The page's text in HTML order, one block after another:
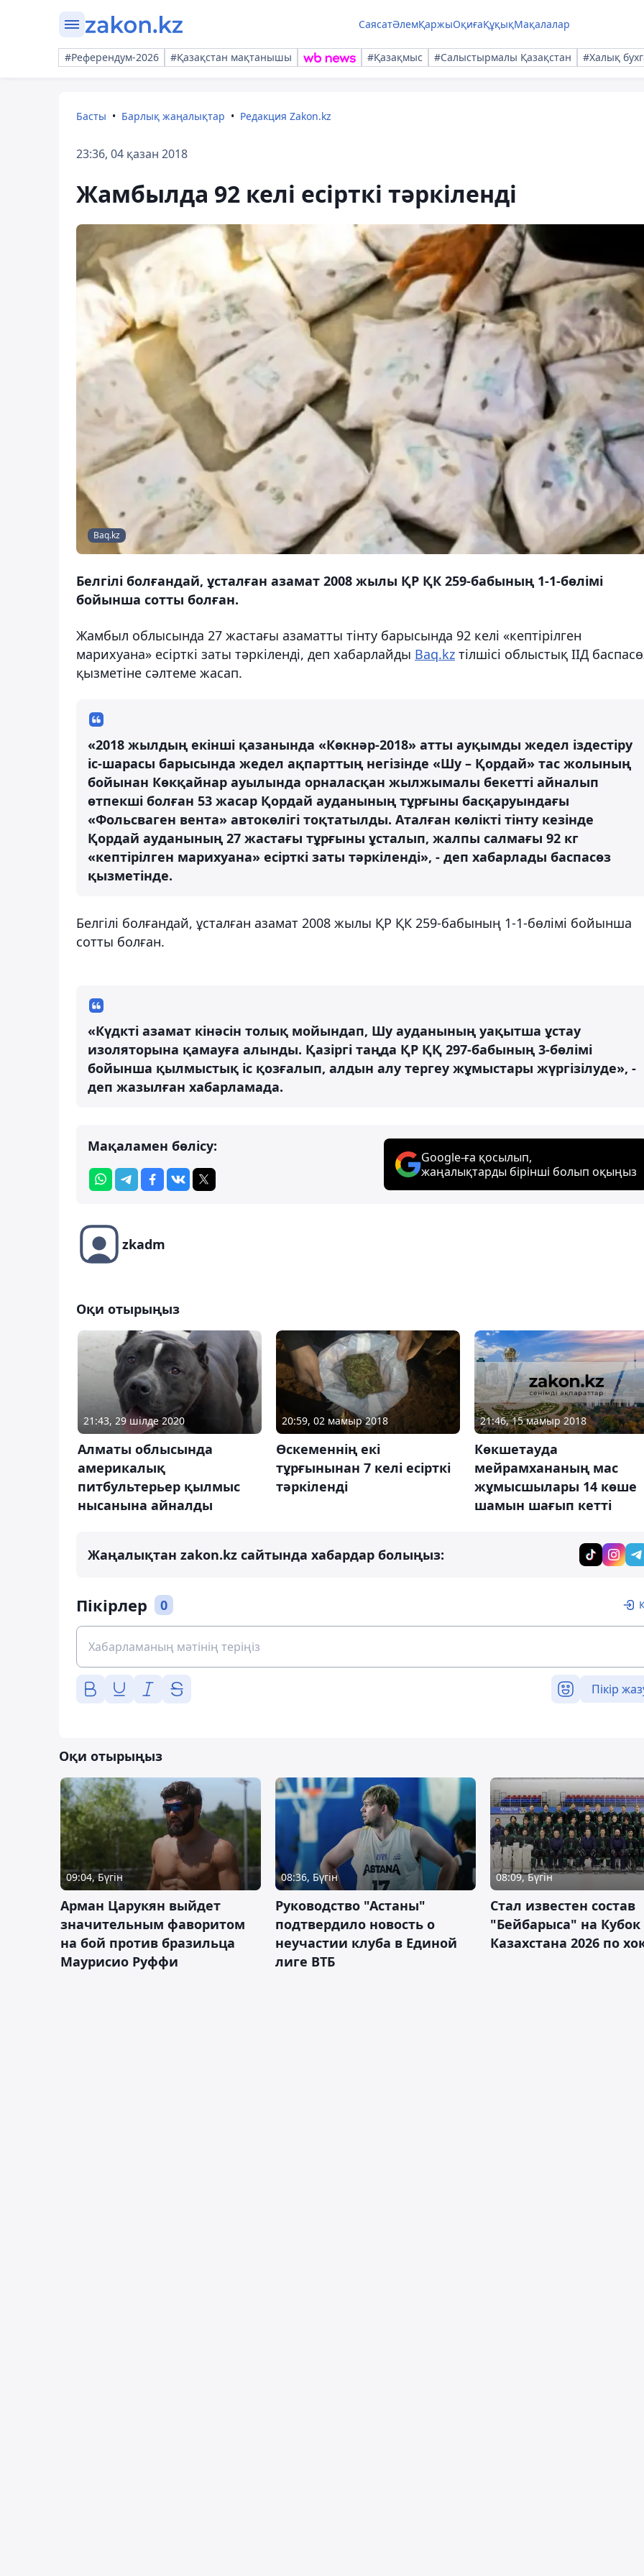
СаясатӘлемҚаржыОқиғаҚұқықМақалалар
#Референдум-2026 #Қазақстан мақтанышы #Қазақмыс #Салыстырмалы Қазақстан #Халық
Басты Барлық жаңалықтар Редакция Zakon.kz
23:36, 04 қазан 2018
Жамбылда 92 келі есірткі тәркіленді
Baq.kz
Белгілі болғандай, ұсталған азамат 2008 жылы ҚР ҚК 259-бабының 1-1-бөлімі
бойынша сотты болған.
Жамбыл облысында 27 жастағы азаматты тінту барысында 92 келі «кептірілген
марихуана» есірткі заты тәркіленді, деп хабарлайды Baq.kz тілшісі облыстық ІІД
қызметіне сәлтеме жасап.
«2018 жылдың екінші қазанында «Көкнәр-2018» атты ауқымды жедел іздестіру
іс-шарасы барысында жедел ақпарттың негізінде «Шу – Қордай» тас жолының
бойынан Көкқайнар ауылында орналасқан жылжымалы бекетті айналып
өтпекші болған 53 жасар Қордай ауданының тұрғыны басқаруындағы
«Фольсваген вента» автокөлігі тоқтатылды. Аталған көлікті тінту кезінде
Қордай ауданының 27 жастағы тұрғыны ұсталып, жалпы салмағы 92 кг
«кептірілген марихуана» есірткі заты тәркіленді», - деп хабарлады баспасөз
қызметінде.
Белгілі болғандай, ұсталған азамат 2008 жылы ҚР ҚК 259-бабының 1-1-бөлімі бойынша
сотты болған.
«Күдкті азамат кінәсін толық мойындап, Шу ауданының уақытша ұстау
изоляторына қамауға алынды. Қазіргі таңда ҚР ҚҚ 297-бабының 3-бөлімі
бойынша қылмыстық іс қозғалып, алдын алу тергеу жұмыстары жүргізілуде», -
деп жазылған хабарламада.
Мақаламен бөлісу:
Google-ға қосылып,
жаңалықтарды бірінші болып оқыңыз
zkadm
Оқи отырыңыз
21:43, 29 шілде 2020
Алматы облысында
америкалық
питбультерьер қылмыс
нысанына айналды
20:59, 02 мамыр 2018
Өскеменнің екі
тұрғынынан 7 келі есірткі
тәркіленді
21:46, 15 мамыр 2018
Көкшетауда
мейрамхананың мас
жұмысшылары 14 көше
шамын шағып кетті
Жаңалықтан zakon.kz сайтында хабардар болыңыз:
Пікірлер 0
Пікір
Оқи отырыңыз
09:04, Бүгін
Арман Царукян выйдет
значительным фаворитом
на бой против бразильца
Маурисио Руффи
08:36, Бүгін
Руководство "Астаны"
подтвердило новость о
неучастии клуба в Единой
лиге ВТБ
08:09, Бүгін
Стал известен состав
"Бейбарыса" на Кубок
Казахстана 2026 по